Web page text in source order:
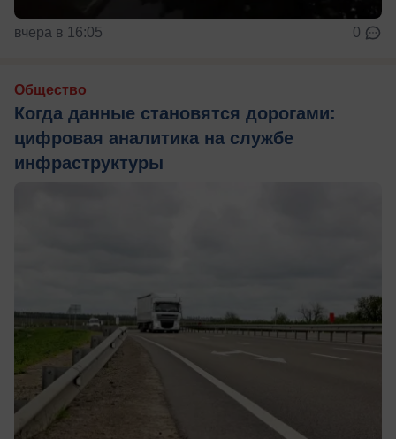
вчера в 16:05 0
Общество
Когда данные становятся дорогами:
цифровая аналитика на службе
инфраструктуры